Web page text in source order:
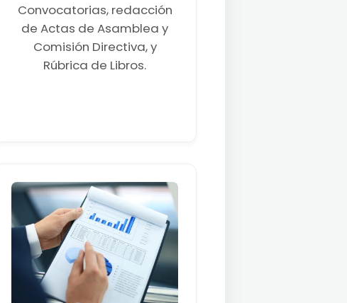
Convocatorias, redacción
de Actas de Asamblea y
Comisión Directiva, y
Rúbrica de Libros.